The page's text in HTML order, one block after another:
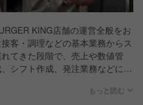
KING店舗の運営全般をお
客・調理などの基本業務からス
てきた段階で、売上や数値管
シフト作成、発注業務などにも
、裁量とやりがいを実感できるポ
もっと読む